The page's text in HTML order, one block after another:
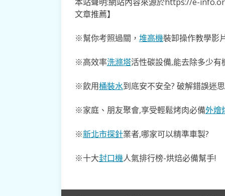
文章推薦】
※幫你考照過關， 堆高機裝卸操作教學影
※高效率洗滌塔活性碳設備,能去除多少有
※飲用桶裝水到底安不安全? 破解錯誤迷
※家庭、朋友聚會,享受輕鬆烤肉必備外燴
※新北市探針業者,哪家可以精準車製?
※十大封口機人氣排行榜-烘焙必備幫手!